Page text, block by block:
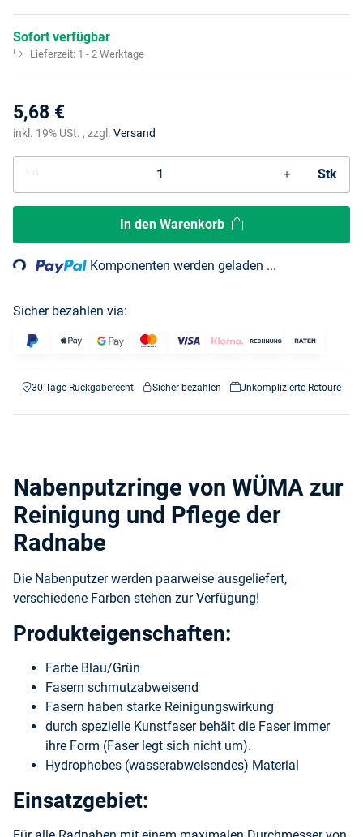
Sofort verfügbar
Lieferzeit: 1 - 2 Werktage
5,68 €
inkl. 19% USt. , zzgl. Versand
Stk
In den Warenkorb
Loading... Komponenten werden geladen ...
Sicher bezahlen via:
30 Tage Rückgaberecht Sicher bezahlen Unkomplizierte Retoure
Nabenputzringe von WÜMA zur
Reinigung und Pflege der
Radnabe
Die Nabenputzer werden paarweise ausgeliefert,
verschiedene Farben stehen zur Verfügung!
Produkteigenschaften:
Farbe Blau/Grün
Fasern schmutzabweisend
Fasern haben starke Reinigungswirkung
durch spezielle Kunstfaser behält die Faser immer
ihre Form (Faser legt sich nicht um).
Hydrophobes (wasserabweisendes) Material
Einsatzgebiet: